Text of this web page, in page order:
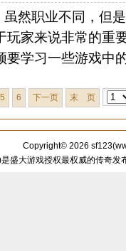
然职业不同，但
玩家来说非常的重
要学习一些游戏中
5 6 下一页 末 页
Copyright© 2026 sf123(
盛大游戏授权最权威的传奇